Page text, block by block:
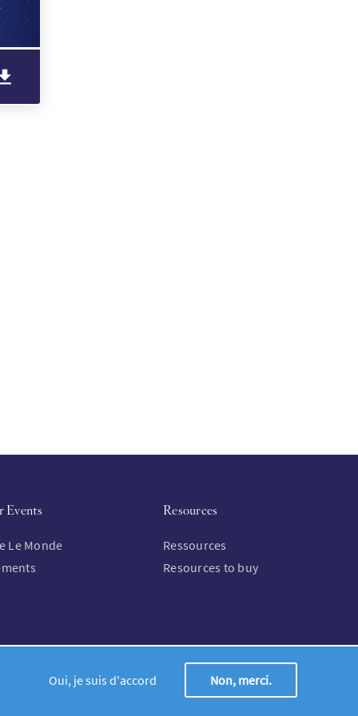
Events
Le Monde
Resources
Ressources
Resources to buy
Oui, je suis d'accord Non, merci.